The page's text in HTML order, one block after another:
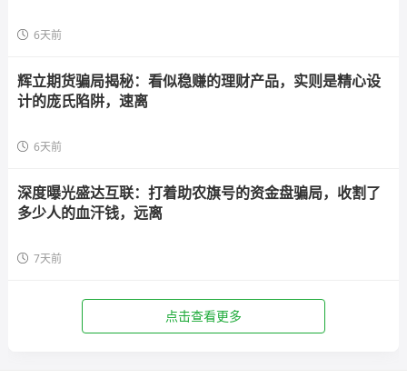
6天前
辉立期货骗局揭秘：看似稳赚的理财产品，实则是精心设
计的庞氏陷阱，速离
6天前
深度曝光盛达互联：打着助农旗号的资金盘骗局，收割了
多少人的血汗钱，远离
7天前
点击查看更多